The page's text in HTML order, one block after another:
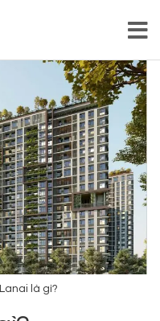
là gì?